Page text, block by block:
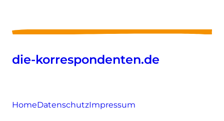
die-korrespondenten.de
HomeDatenschutzImpressum